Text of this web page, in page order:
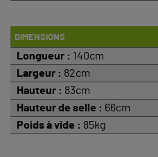
DIMENSIONS
Longueur : 140cm
Largeur : 82cm
Hauteur : 83cm
Hauteur de selle : 66cm
Poids à vide : 85kg